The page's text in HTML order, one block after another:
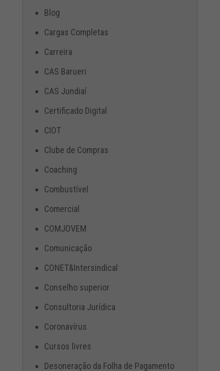
Blog
Cargas Completas
Carreira
CAS Barueri
CAS Jundiaí
Certificado Digital
CIOT
Clube de Compras
Coaching
Combustível
Comercial
COMJOVEM
Comunicação
CONET&Intersindical
Conselho superior
Consultoria Jurídica
Coronavírus
Cursos livres
Desoneração da Folha de Pagamento